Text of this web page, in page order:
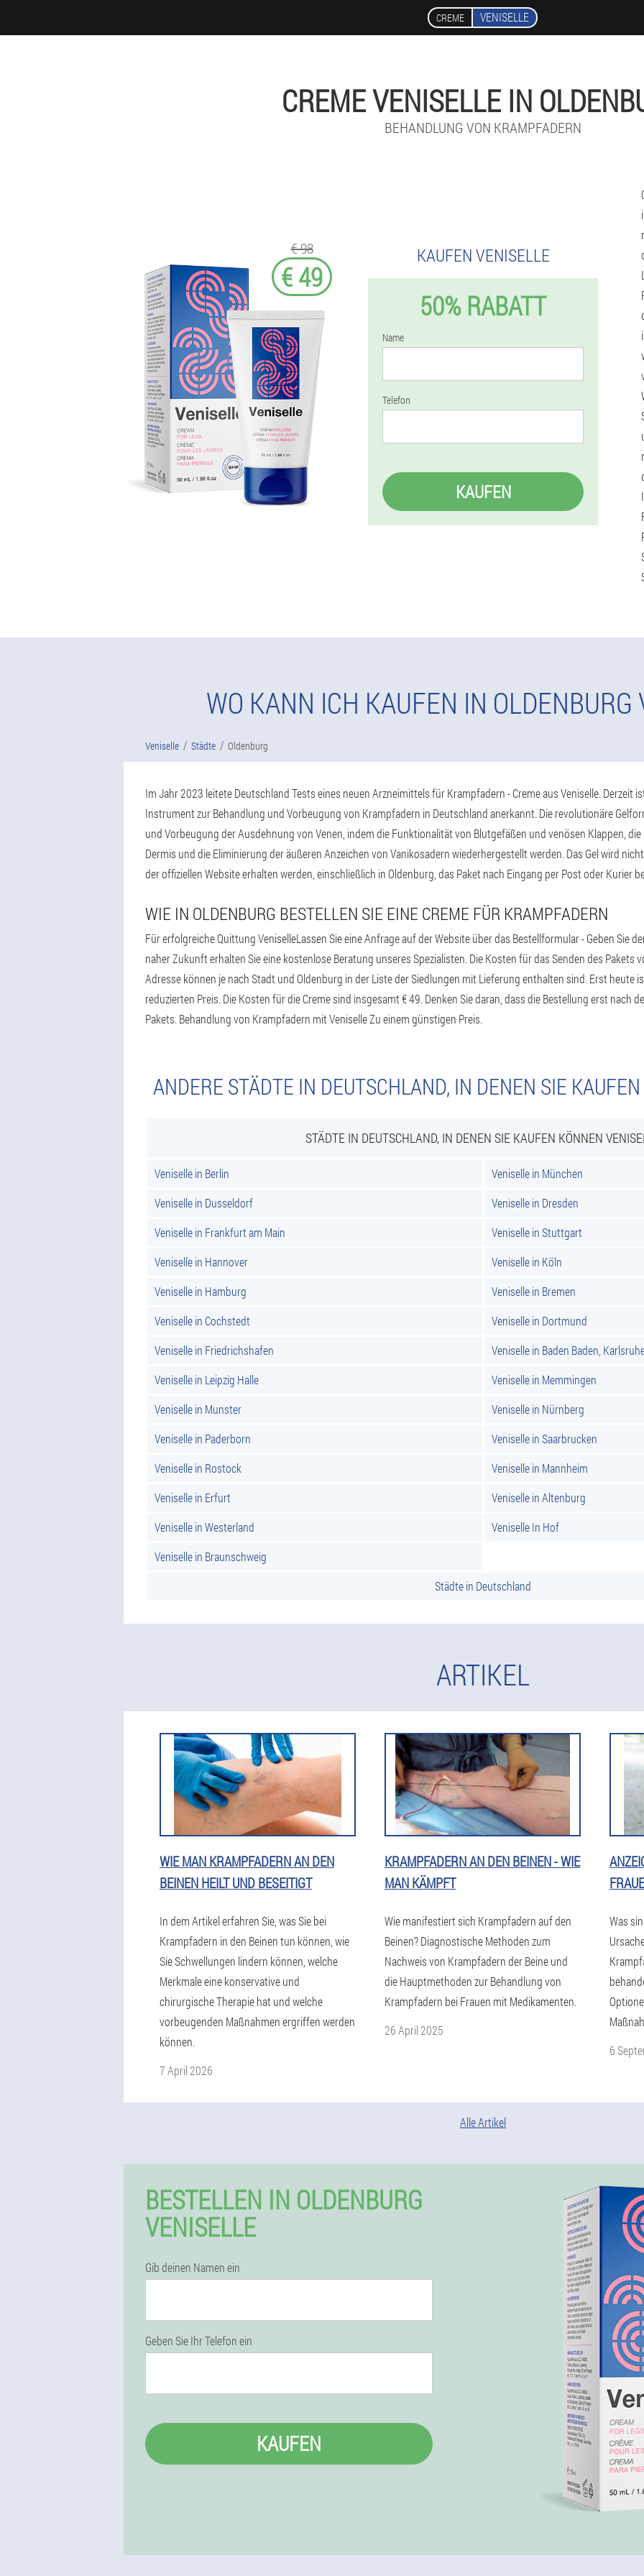
CREME VENISELLE
CREME VENISELLE IN
BEHANDLUNG VON KRAMPFADERN
€ 98
€ 49
KAUFEN VENISELLE
50% RABATT
Name
Telefon
KAUFEN
WO KANN ICH KAUFEN IN OLDENBURG
Veniselle Städte Oldenburg
Im Jahr 2023 leitete Deutschland Tests eines neuen Arzneimittels für Krampfadern - Creme aus Veniselle. Derzeit
Instrument zur Behandlung und Vorbeugung von Krampfadern in Deutschland anerkannt. Die revolutionäre
und Vorbeugung der Ausdehnung von Venen, indem die Funktionalität von Blutgefäßen und venösen Klappen,
Dermis und die Eliminierung der äußeren Anzeichen von Vanikosadern wiederhergestellt werden. Das Gel wird
der offiziellen Website erhalten werden, einschließlich in Oldenburg, das Paket nach Eingang per Post oder Kurier
WIE IN OLDENBURG BESTELLEN SIE EINE CREME FÜR KRAMPFADERN
Für erfolgreiche Quittung VeniselleLassen Sie eine Anfrage auf der Website über das Bestellformular - Geben Sie
naher Zukunft erhalten Sie eine kostenlose Beratung unseres Spezialisten. Die Kosten für das Senden des Pakets
Adresse können je nach Stadt und Oldenburg in der Liste der Siedlungen mit Lieferung enthalten sind. Erst heute
reduzierten Preis. Die Kosten für die Creme sind insgesamt € 49. Denken Sie daran, dass die Bestellung erst nach
Pakets. Behandlung von Krampfadern mit Veniselle Zu einem günstigen Preis.
ANDERE STÄDTE IN DEUTSCHLAND, IN DENEN SIE
STÄDTE IN DEUTSCHLAND, IN DENEN SIE KAUFEN KÖNNEN
Veniselle in Berlin
Veniselle in München
Veniselle in Dusseldorf
Veniselle in Dresden
Veniselle in Frankfurt am Main
Veniselle in Stuttgart
Veniselle in Hannover
Veniselle in Köln
Veniselle in Hamburg
Veniselle in Bremen
Veniselle in Cochstedt
Veniselle in Dortmund
Veniselle in Friedrichshafen
Veniselle in Baden Baden,
Veniselle in Leipzig Halle
Veniselle in Memmingen
Veniselle in Munster
Veniselle in Nürnberg
Veniselle in Paderborn
Veniselle in Saarbrucken
Veniselle in Rostock
Veniselle in Mannheim
Veniselle in Erfurt
Veniselle in Altenburg
Veniselle in Westerland
Veniselle In Hof
Veniselle in Braunschweig
Städte in Deutschland
ARTIKEL
WIE MAN KRAMPFADERN AN DEN
BEINEN HEILT UND BESEITIGT
In dem Artikel erfahren Sie, was Sie bei
Krampfadern in den Beinen tun können, wie
Sie Schwellungen lindern können, welche
Merkmale eine konservative und
chirurgische Therapie hat und welche
vorbeugenden Maßnahmen ergriffen werden
können.
7 April 2026
KRAMPFADERN AN DEN BEINEN - WIE
MAN KÄMPFT
Wie manifestiert sich Krampfadern auf den
Beinen? Diagnostische Methoden zum
Nachweis von Krampfadern der Beine und
die Hauptmethoden zur Behandlung von
Krampfadern bei Frauen mit Medikamenten.
26 April 2025
Was
6
Alle Artikel
BESTELLEN IN OLDENBURG
VENISELLE
Gib deinen Namen ein
Geben Sie Ihr Telefon ein
KAUFEN